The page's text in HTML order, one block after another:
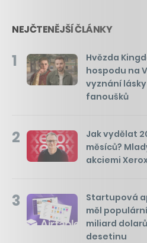
NEJČTENĚJŠÍ ČLÁNKY
1
Hvězda
hospodu na
vyznání
fanoušků
2
Jak vydělat
měsíců?
akciemi
3
Startupová
měl
miliard
desetinu